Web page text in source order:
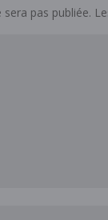
pas publiée.